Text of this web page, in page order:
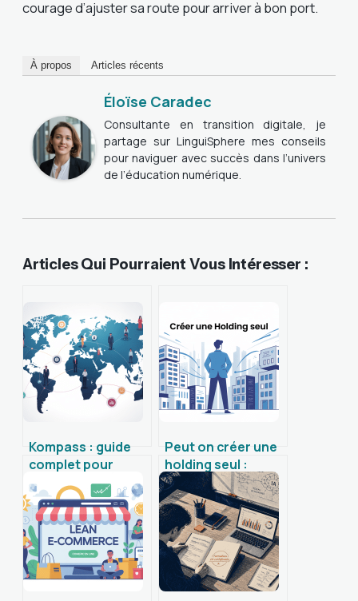
courage d’ajuster sa route pour arriver à bon port.
À propos Articles récents
Éloïse Caradec
Consultante en transition digitale, je
partage sur LinguiSphere mes conseils
pour naviguer avec succès dans l’univers
de l’éducation numérique.
Articles Qui Pourraient Vous Intéresser :
Kompass : guide
complet pour
utiliser l’annuaire
b2b comme un
levier business
Peut on créer une
holding seul :
règles, limites et
bonnes pratiques